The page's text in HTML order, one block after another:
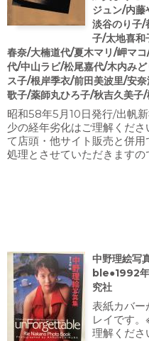
ジュン/内
淡谷のり子/
子/太地喜和
春奈/大楠道代/夏木マリ/岬マ
代/中山ラビ/松尾嘉代/木内み
ス子/根岸季衣/前田美波里/安
歌子/薬師丸ひろ子/秋吉久美子
昭和58年5月10日発行/出帆
少の経年劣化はご理解くだ
て店頭・他サイト販売と併
処理とさせていただきますの
中野理絵
ble●1992
究社
表紙カバー
レイです
理解くださ